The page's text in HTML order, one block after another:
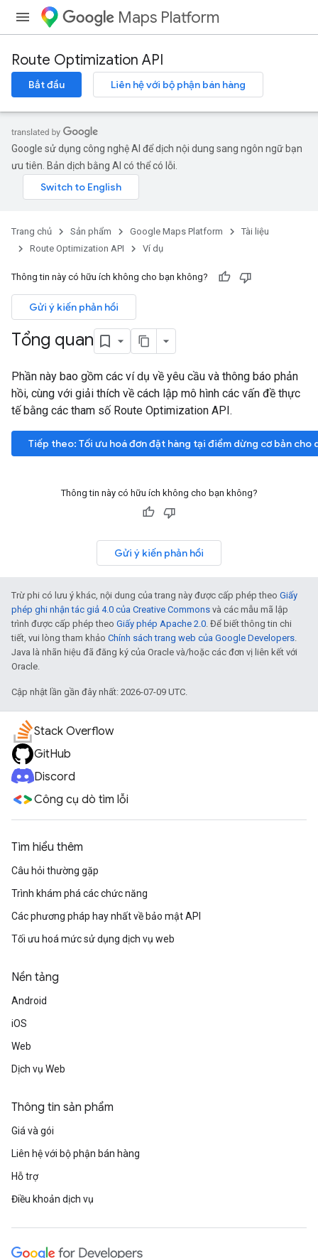
Maps Platform
Route Optimization API
Bắt đầu Liên hệ với bộ phận bán hàng
Google sử dụng công nghệ AI để dịch nội dung sang ngôn ngữ bạn
ưu tiên. Bản dịch bằng AI có thể có lỗi.
Trang chủ Sản phẩm Google Maps Platform
Tài liệu
Route Optimization API
Ví dụ
Thông tin này có hữu ích không cho bạn không?
Gửi ý kiến phản hồi
Tổng quan
Phần này bao gồm các ví dụ về yêu cầu và thông báo phản
hồi, cùng với giải thích về cách lập mô hình các vấn đề thực
tế bằng các tham số Route Optimization API.
Tiếp theo: Tối ưu hoá đơn đặt hàng tại điểm dừng cơ bản cho
Thông tin này có hữu ích không cho bạn không?
Gửi ý kiến phản hồi
Trừ phi có lưu ý khác, nội dung của trang này được cấp phép theo Giấy
phép ghi nhận tác giả 4.0 của Creative Commons và các mẫu mã lập
trình được cấp phép theo Giấy phép Apache 2.0. Để biết thông tin chi
tiết, vui lòng tham khảo Chính sách trang web của Google Developers.
Java là nhãn hiệu đã đăng ký của Oracle và/hoặc các đơn vị liên kết với
Oracle.
Cập nhật lần gần đây nhất: 2026-07-09 UTC.
Stack Overflow
GitHub
Discord
Công cụ dò tìm lỗi
Tìm hiểu thêm
Câu hỏi thường gặp
Trình khám phá các chức năng
Các phương pháp hay nhất về bảo mật API
Tối ưu hoá mức sử dụng dịch vụ web
Nền tảng
Android
iOS
Web
Dịch vụ Web
Thông tin sản phẩm
Giá và gói
Liên hệ với bộ phận bán hàng
Hỗ trợ
Điều khoản dịch vụ